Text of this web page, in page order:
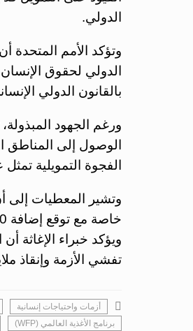
الدولي.
وتؤكد الأمم المتحدة
الدولي لحقوق
بالقانون الدولي
ورغم الجهود
الوصول إلى المناطق
الفجوة التمويلية
وتشير المعطيات إلى
ويؤكد خبراء الإغاثة
تفشي الأزمة وإنقاذ
أزمات واحتياجات إنسانية
برنامج الأغذية العالمي (WFP)